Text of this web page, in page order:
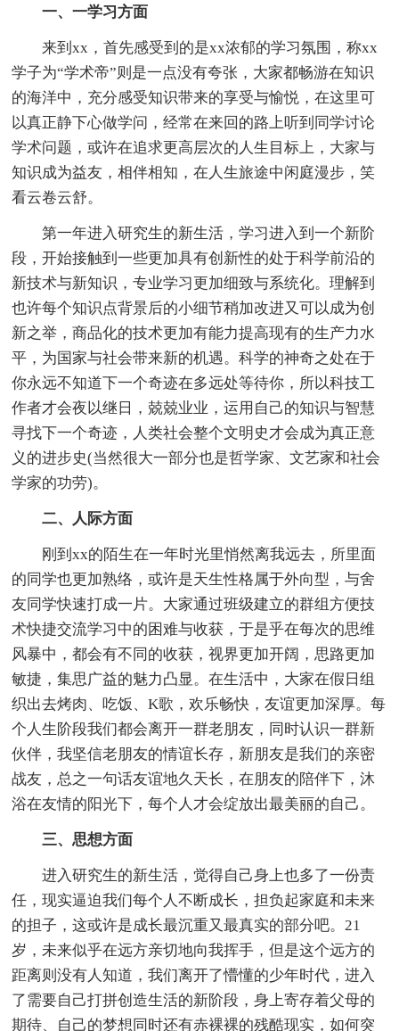
一、一学习方面
来到xx，首先感受到的是xx浓郁的学习氛围，称xx
学子为“学术帝”则是一点没有夸张，大家都畅游在知识
的海洋中，充分感受知识带来的享受与愉悦，在这里可
以真正静下心做学问，经常在来回的路上听到同学讨论
学术问题，或许在追求更高层次的人生目标上，大家与
知识成为益友，相伴相知，在人生旅途中闲庭漫步，笑
看云卷云舒。
第一年进入研究生的新生活，学习进入到一个新阶
段，开始接触到一些更加具有创新性的处于科学前沿的
新技术与新知识，专业学习更加细致与系统化。理解到
也许每个知识点背景后的小细节稍加改进又可以成为创
新之举，商品化的技术更加有能力提高现有的生产力水
平，为国家与社会带来新的机遇。科学的神奇之处在于
你永远不知道下一个奇迹在多远处等待你，所以科技工
作者才会夜以继日，兢兢业业，运用自己的知识与智慧
寻找下一个奇迹，人类社会整个文明史才会成为真正意
义的进步史(当然很大一部分也是哲学家、文艺家和社会
学家的功劳)。
二、人际方面
刚到xx的陌生在一年时光里悄然离我远去，所里面
的同学也更加熟络，或许是天生性格属于外向型，与舍
友同学快速打成一片。大家通过班级建立的群组方便技
术快捷交流学习中的困难与收获，于是乎在每次的思维
风暴中，都会有不同的收获，视界更加开阔，思路更加
敏捷，集思广益的魅力凸显。在生活中，大家在假日组
织出去烤肉、吃饭、K歌，欢乐畅快，友谊更加深厚。每
个人生阶段我们都会离开一群老朋友，同时认识一群新
伙伴，我坚信老朋友的情谊长存，新朋友是我们的亲密
战友，总之一句话友谊地久天长，在朋友的陪伴下，沐
浴在友情的阳光下，每个人才会绽放出最美丽的自己。
三、思想方面
进入研究生的新生活，觉得自己身上也多了一份责
任，现实逼迫我们每个人不断成长，担负起家庭和未来
的担子，这或许是成长最沉重又最真实的部分吧。21
岁，未来似乎在远方亲切地向我挥手，但是这个远方的
距离则没有人知道，我们离开了懵懂的少年时代，进入
了需要自己打拼创造生活的新阶段，身上寄存着父母的
期待、自己的梦想同时还有赤裸裸的残酷现实，如何突